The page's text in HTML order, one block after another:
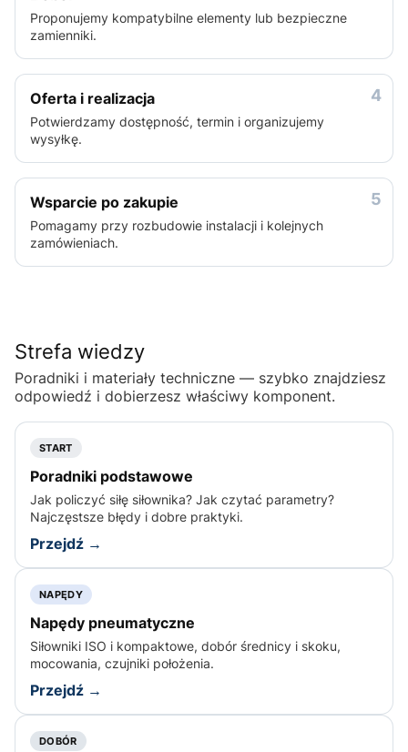
Proponujemy kompatybilne elementy lub bezpieczne
zamienniki.
4
Oferta i realizacja
Potwierdzamy dostępność, termin i organizujemy
wysyłkę.
5
Wsparcie po zakupie
Pomagamy przy rozbudowie instalacji i kolejnych
zamówieniach.
Strefa wiedzy
Poradniki i materiały techniczne — szybko znajdziesz
odpowiedź i dobierzesz właściwy komponent.
START
Poradniki podstawowe
Jak policzyć siłę siłownika? Jak czytać parametry?
Najczęstsze błędy i dobre praktyki.
Przejdź →
NAPĘDY
Napędy pneumatyczne
Siłowniki ISO i kompaktowe, dobór średnicy i skoku,
mocowania, czujniki położenia.
Przejdź →
DOBÓR